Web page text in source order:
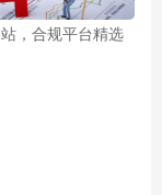
，合规平台精选